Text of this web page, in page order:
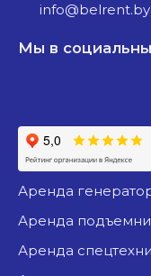
info@belrent.by
Мы в
аренда
аренда
аренда